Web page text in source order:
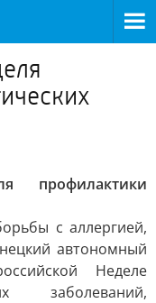
профилактики
с аллергией,
автономный
Неделе
заболеваний,